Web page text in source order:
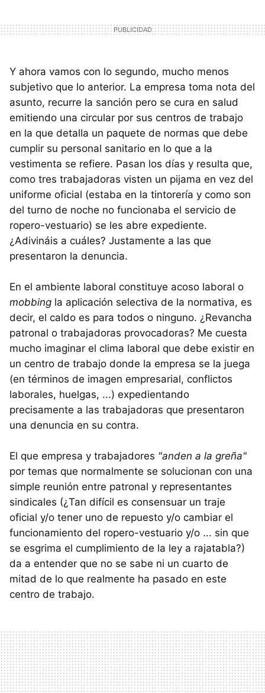
Y ahora vamos con lo segundo, mucho menos
subjetivo que lo anterior. La empresa toma nota del
asunto, recurre la sanción pero se cura en salud
emitiendo una circular por sus centros de trabajo
en la que detalla un paquete de normas que debe
cumplir su personal sanitario en lo que a la
vestimenta se refiere. Pasan los días y resulta que,
como tres trabajadoras visten un pijama en vez del
uniforme oficial (estaba en la tintorería y como son
del turno de noche no funcionaba el servicio de
ropero-vestuario) se les abre expediente.
¿Adivináis a cuáles? Justamente a las que
presentaron la denuncia.
En el ambiente laboral constituye acoso laboral o
mobbing la aplicación selectiva de la normativa, es
decir, el caldo es para todos o ninguno. ¿Revancha
patronal o trabajadoras provocadoras? Me cuesta
mucho imaginar el clima laboral que debe existir en
un centro de trabajo donde la empresa se la juega
(en términos de imagen empresarial, conflictos
laborales, huelgas, ...) expedientando
precisamente a las trabajadoras que presentaron
una denuncia en su contra.
El que empresa y trabajadores "anden a la greña"
por temas que normalmente se solucionan con una
simple reunión entre patronal y representantes
sindicales (¿Tan difícil es consensuar un traje
oficial y/o tener uno de repuesto y/o cambiar el
funcionamiento del ropero-vestuario y/o ... sin que
se esgrima el cumplimiento de la ley a rajatabla?)
da a entender que no se sabe ni un cuarto de
mitad de lo que realmente ha pasado en este
centro de trabajo.